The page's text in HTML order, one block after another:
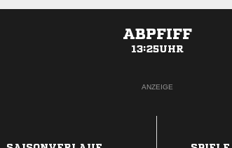
ABPFIFF
13:25UHR
ANZEIGE